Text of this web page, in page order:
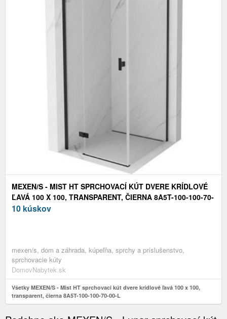
MEXEN/S - MIST HT SPRCHOVACÍ KÚT DVERE KRÍDLOVÉ
ĽAVÁ 100 X 100, TRANSPARENT, ČIERNA 8A5T-100-100-70-
00-L
10 kúskov
mexen/s, dom a záhrada, kúpeľňa, sprchy a príslušenstvo,
sprchovacie kúty
DomovNabytek.sk
Všetky MEXEN/S - Mist HT sprchovací kút dvere krídlové ľavá 100 x 100,
transparent, čierna 8A5T-100-100-70-00-L